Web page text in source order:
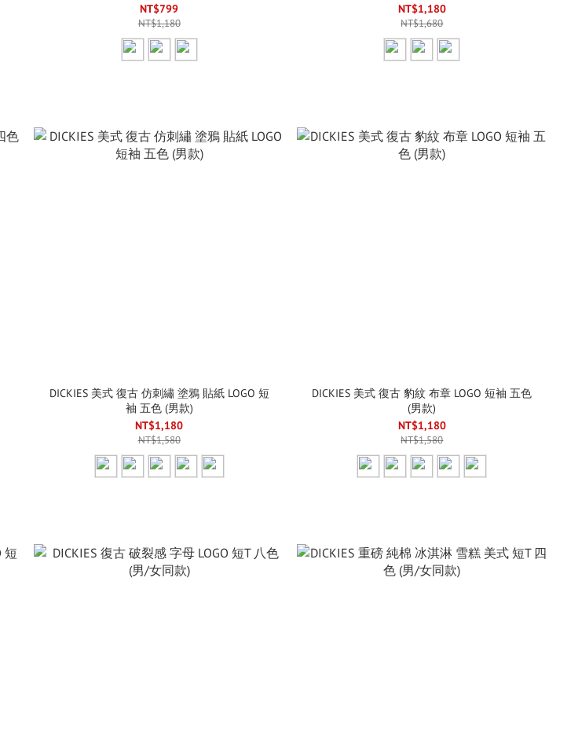
NT$799
NT$1,180
NT$1,180
NT$1,680
DICKIES 美式 復古 仿刺繡 塗鴉 貼紙 LOGO 短
袖 五色 (男款)
NT$1,180
NT$1,580
DICKIES 美式 復古 豹紋 布章 LOGO 短袖 五色
(男款)
NT$1,180
NT$1,580